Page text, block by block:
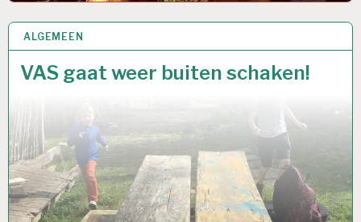
ALGEMEEN
VAS gaat weer buiten schaken!
11 APR 2021